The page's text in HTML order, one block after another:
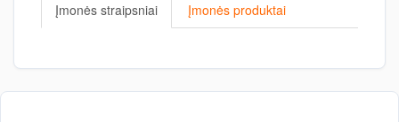
Įmonės straipsniai Įmonės produktai